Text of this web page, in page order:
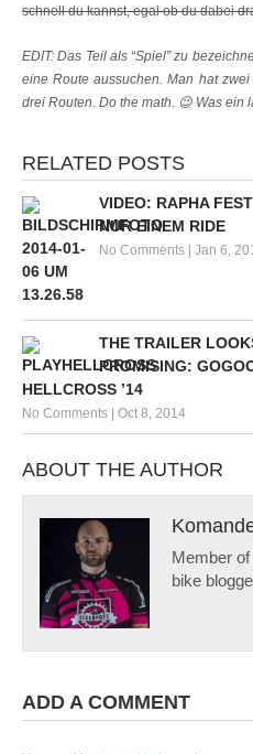
schnell du kannst, egal ob du dabei
EDIT: Das Teil als “Spiel” zu
eine Route aussuchen. Man hat
drei Routen. Do the math. 😉 Was ein
RELATED POSTS
VIDEO: RAPHA
NUR EINEM RIDE
No Comments Jan 6,
THE TRAILER
PROMISING:
HELLCROSS ’14
No Comments Oct 8, 2014
ABOUT THE AUTHOR
Member
bike
ADD A COMMENT